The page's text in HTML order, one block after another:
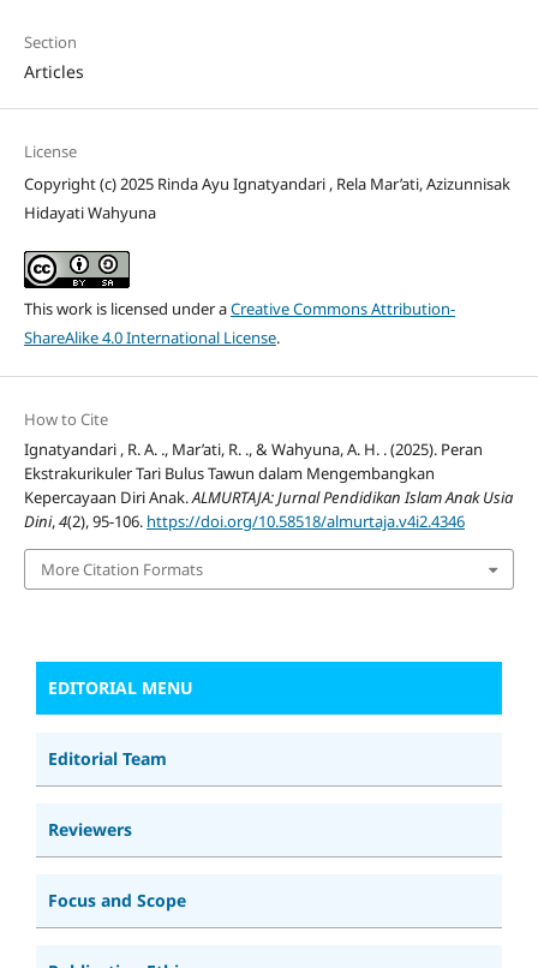
Section
Articles
License
Copyright (c) 2025 Rinda Ayu Ignatyandari , Rela Mar’ati, Azizunnisak
Hidayati Wahyuna
This work is licensed under aCreative Commons Attribution-
ShareAlike 4.0 International License.
How to Cite
Ignatyandari , R. A. ., Mar’ati, R. ., & Wahyuna, A. H. . (2025). Peran
Ekstrakurikuler Tari Bulus Tawun dalam Mengembangkan
Kepercayaan Diri Anak.ALMURTAJA: Jurnal Pendidikan Islam Anak Usia
Dini,4(2), 95-106. https://doi.org/10.58518/almurtaja.v4i2.4346
More Citation Formats
EDITORIAL MENU
Editorial Team
Reviewers
Focus and Scope